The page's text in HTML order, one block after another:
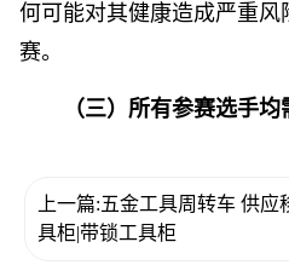
何可能对其健康造成严重
赛。
（三）所有参赛选手
上一篇:五金工具周转车 供应
具柜|带锁工具柜